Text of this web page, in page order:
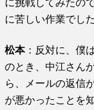
に挑戦してみたの
に苦しい作業でし
松本：反対に、僕
のとき、中江さん
ら、メールの返信
が悪かったことを